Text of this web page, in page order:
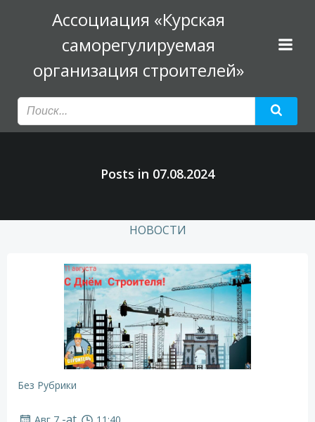
к
содержимому
Ассоциация «Курская
саморегулируемая
организация строителей»
Posts in 07.08.2024
НОВОСТИ
Без Рубрики